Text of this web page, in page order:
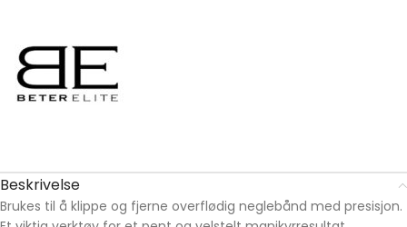
Beskrivelse
Brukes til å klippe og fjerne overflødig neglebånd med presisjon.